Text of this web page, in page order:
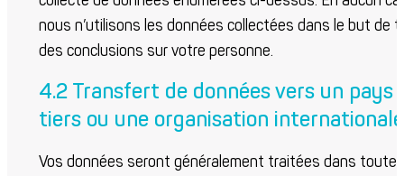
nous n’utilisons les données collectées dans le but de
des conclusions sur votre personne.
4.2 Transfert de données vers un pays
tiers ou une organisation internationale
Vos données seront généralement traitées dans